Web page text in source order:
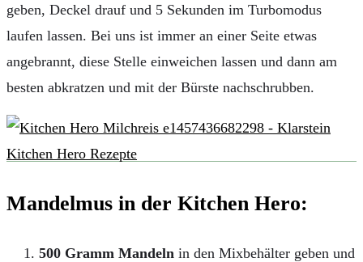
geben, Deckel drauf und 5 Sekunden im Turbomodus
laufen lassen. Bei uns ist immer an einer Seite etwas
angebrannt, diese Stelle einweichen lassen und dann am
besten abkratzen und mit der Bürste nachschrubben.
Mandelmus in der Kitchen Hero:
500 Gramm Mandeln in den Mixbehälter geben und